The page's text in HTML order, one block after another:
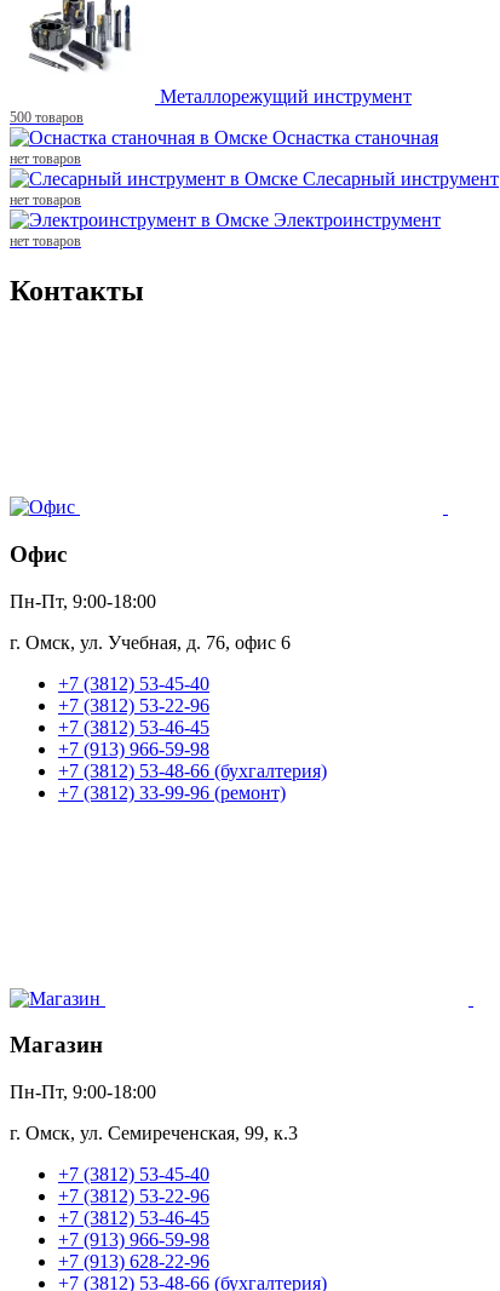
Металлорежущий инструмент
500 товаров
Оснастка станочная
нет товаров
Слесарный инструмент
нет товаров
Электроинструмент
нет товаров
Контакты
Офис
Пн-Пт, 9:00-18:00
г. Омск, ул. Учебная, д. 76, офис 6
+7 (3812) 53-45-40
+7 (3812) 53-22-96
+7 (3812) 53-46-45
+7 (913) 966-59-98
+7 (3812) 53-48-66 (бухгалтерия)
+7 (3812) 33-99-96 (ремонт)
Магазин
Пн-Пт, 9:00-18:00
г. Омск, ул. Семиреченская, 99, к.3
+7 (3812) 53-45-40
+7 (3812) 53-22-96
+7 (3812) 53-46-45
+7 (913) 966-59-98
+7 (913) 628-22-96
+7 (3812) 53-48-66 (бухгалтерия)